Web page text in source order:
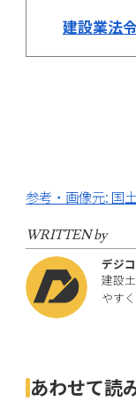
建設業法
参考・画像元: 国
WRITTEN by
デジ
建設
やす
あわせて読